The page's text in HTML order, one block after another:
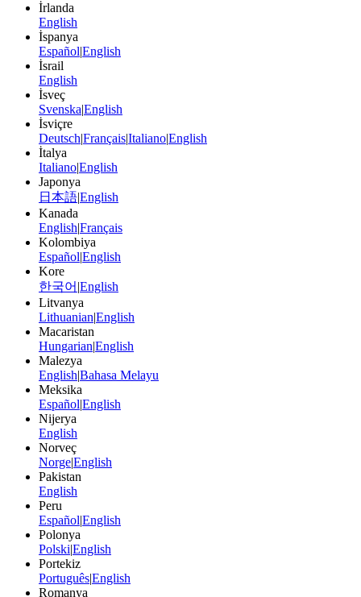
İrlanda
English
İspanya
EspañolEnglish
İsrail
English
İsveç
SvenskaEnglish
İsviçre
DeutschFrançaisItalianoEnglish
İtalya
ItalianoEnglish
Japonya
日本語English
Kanada
EnglishFrançais
Kolombiya
EspañolEnglish
Kore
한국어 English
Litvanya
LithuanianEnglish
Macaristan
HungarianEnglish
Malezya
EnglishBahasa Melayu
Meksika
EspañolEnglish
Nijerya
English
Norveç
NorgeEnglish
Pakistan
English
Peru
EspañolEnglish
Polonya
PolskiEnglish
Portekiz
PortuguêsEnglish
Romanya